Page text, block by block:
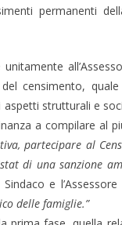
permanenti
del censimento,
strutturali e
a compilare al
partecipare al
di una sanzione
e
delle famiglie.”